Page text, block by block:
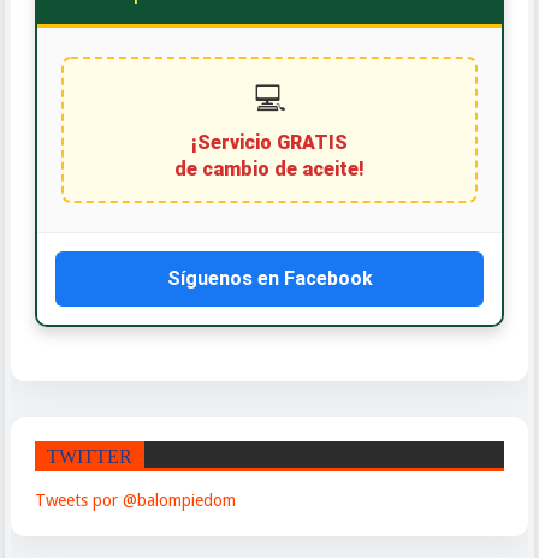
💻
de cambio de aceite!
Síguenos en Facebook
TWITTER
Tweets por @balompiedom